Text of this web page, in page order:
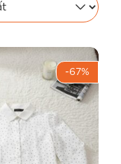
-67%